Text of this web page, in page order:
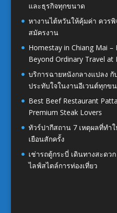
และธุรกิจทุกขนาด
หางานไต้หวันให้คุ้มค่า ควร
สมัครงาน
Homestay in Chiang Mai –
Beyond Ordinary Travel at
บริการฉายหนังกลางแปลง
ประทับใจในงานอีเวนต์ทุกข
Best Beef Restaurant
Premium Steak Lovers
ทัวร์ปากีสถาน 7 เหตุผลที่ทำ
เยือนสักครั้ง
เช่ารถตู้กระบี่ เดินทางสะดว
ไลฟ์สไตล์การท่องเที่ยว